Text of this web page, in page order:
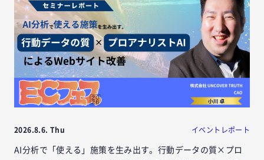
2026.8.6. Thu イベントレポート
AI分析で「使える」施策を生み出す。行動データの質×プロ